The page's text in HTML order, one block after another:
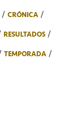
CRÓNICA
RESULTADOS
TEMPORADA